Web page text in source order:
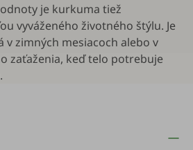
je kurkuma tiež
vyváženého životného štýlu. Je
v zimných mesiacoch alebo v
zaťaženia, keď telo potrebuje